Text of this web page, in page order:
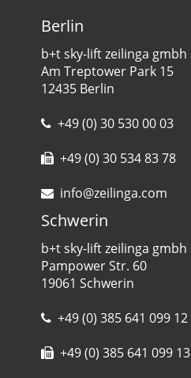
Berlin
b+t sky-lift zeilinga gmbh
Am Treptower Park 15
12435 Berlin
+49 (0) 30 530 00 03
+49 (0) 30 534 83 78
info@zeilinga.com
Schwerin
b+t sky-lift zeilinga gmbh
Pampower Str. 60
19061 Schwerin
+49 (0) 385 641 099 12
+49 (0) 385 641 099 13